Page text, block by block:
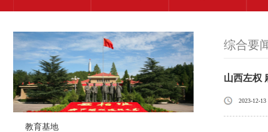
教育基地
综合要
山西左权
2023-12-13